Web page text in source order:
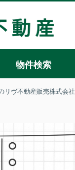
物件検索
リヴ不動産販売株式会社